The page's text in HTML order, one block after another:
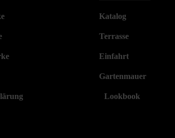
Katalog
Terrasse
Einfahrt
Gartenmauer
Lookbook